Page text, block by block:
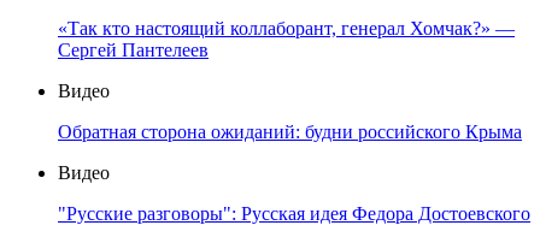
«Так кто настоящий коллаборант, генерал Хомчак?» —
Сергей Пантелеев
Видео
Обратная сторона ожиданий: будни российского Крыма
Видео
"Русские разговоры": Русская идея Федора Достоевского